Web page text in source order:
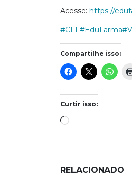
Acesse: https://
#CFF#EduFarma
Compartilhe isso:
Curtir isso:
Carregando...
RELACIONADO